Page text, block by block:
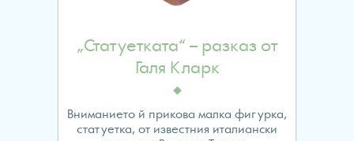
in
/home/evropawo/www/
content/themes/fes/
„Статуетката“ – разказ от
Галя Кларк
Вниманието й прикова малка фигурка,
статуетка, от известния италиански